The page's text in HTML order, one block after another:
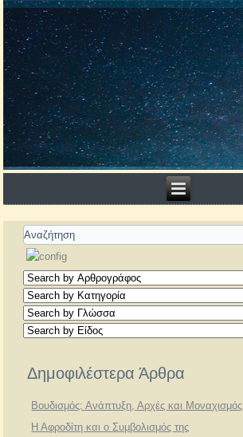
Δημοφιλέστερα Άρθρα
Βουδισμός: Ανάπτυξη, Αρχές και Μοναχισμός
Η Αφροδίτη και ο Συμβολισμός της